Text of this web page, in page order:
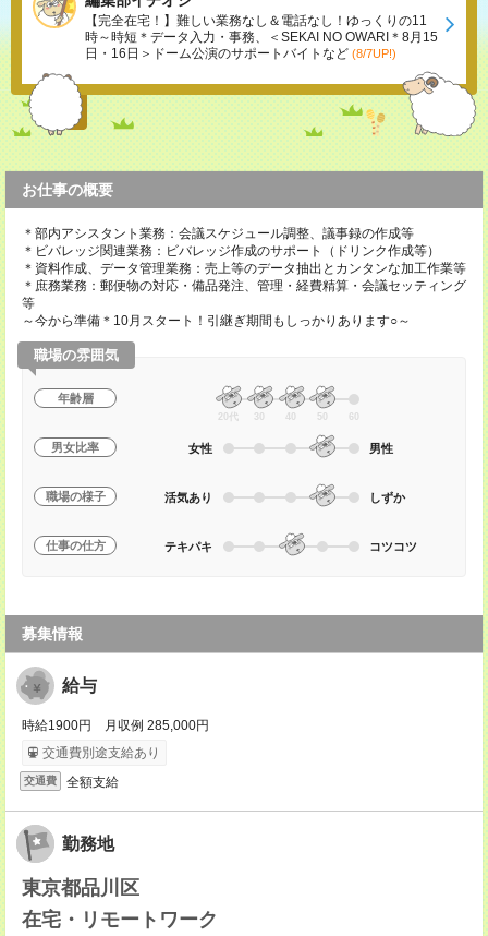
【完全在宅！】難しい業務なし＆電話なし！ゆっくりの11
時～時短＊データ入力・事務、＜SEKAI NO OWARI＊8月15
日・16日＞ドーム公演のサポートバイトなど (8/7UP!)
お仕事の概要
＊部内アシスタント業務：会議スケジュール調整、議事録の作成等
＊ビバレッジ関連業務：ビバレッジ作成のサポート（ドリンク作成等）
＊資料作成、データ管理業務：売上等のデータ抽出とカンタンな加工作業等
＊庶務業務：郵便物の対応・備品発注、管理・経費精算・会議セッティング
等
～今から準備＊10月スタート！引継ぎ期間もしっかりあります○～
職場の雰囲気
年齢層
20代 30 40 50 60
男女比率 女性 男性
職場の様子 活気あり しずか
仕事の仕方 テキパキ コツコツ
募集情報
給与
時給1900円 月収例 285,000円
交通費別途支給あり
交通費 全額支給
勤務地
東京都品川区
在宅・リモートワーク